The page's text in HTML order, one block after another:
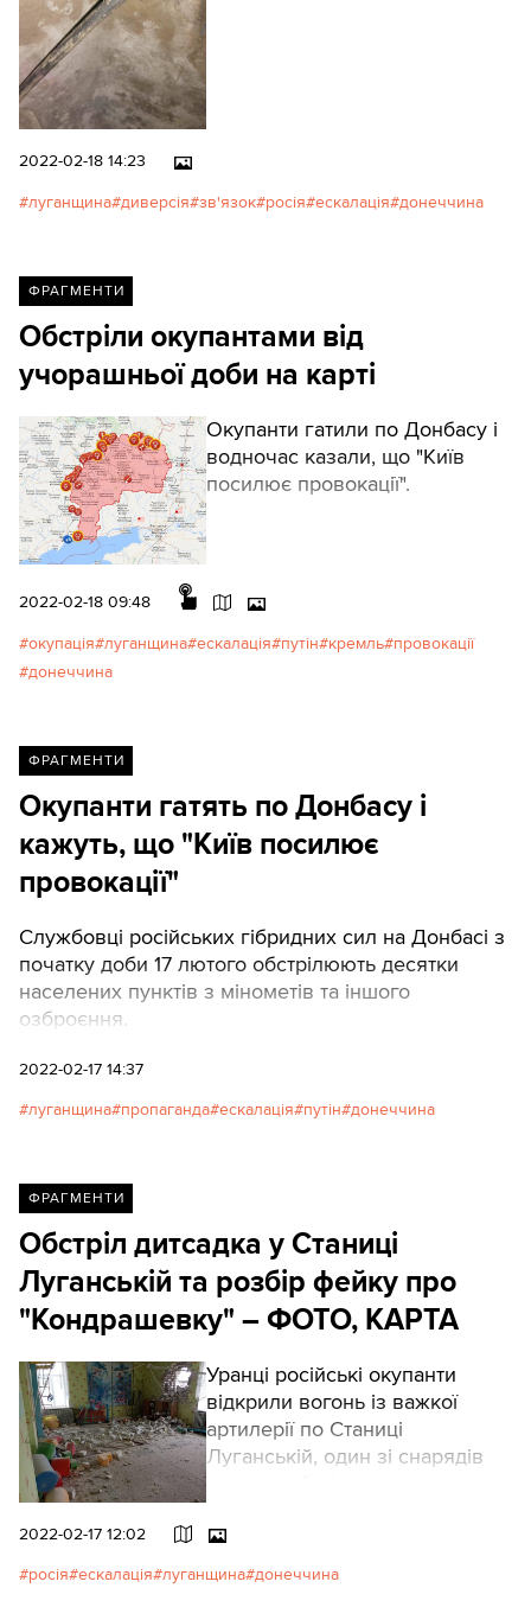
2022-02-18 14:23
луганщина диверсія зв'язок росія ескалація донеччина
ФРАГМЕНТИ
Обстріли окупантами від
учорашньої доби на карті
Окупанти гатили по Донбасу і
водночас казали, що "Київ
посилює провокації".
2022-02-18 09:48
окупація луганщина ескалація путін кремль провокації
донеччина
ФРАГМЕНТИ
Окупанти гатять по Донбасу і
кажуть, що "Київ посилює
провокації"
Службовці російських гібридних сил на Донбасі з
початку доби 17 лютого обстрілюють десятки
населених пунктів з мінометів та іншого
озброєння.
2022-02-17 14:37
луганщина пропаганда ескалація путін донеччина
ФРАГМЕНТИ
Обстріл дитсадка у Станиці
Луганській та розбір фейку про
"Кондрашевку" – ФОТО, КАРТА
Уранці російські окупанти
відкрили вогонь із важкої
артилерії по Станиці
Луганській, один зі снарядів
людини дістали ураження. Діти
не постраждали.
2022-02-17 12:02
росія ескалація луганщина донеччина